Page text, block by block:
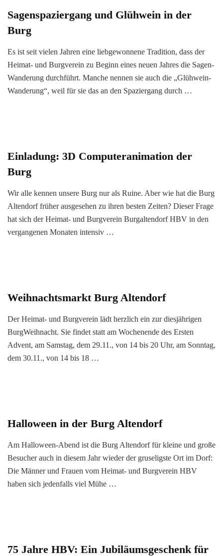
Sagenspaziergang und Glühwein in der
Burg
Es ist seit vielen Jahren eine liebgewonnene Tradition, dass der
Heimat- und Burgverein zu Beginn eines neuen Jahres die Sagen-
Wanderung durchführt. Manche nennen sie auch die „Glühwein-
Wanderung“, weil für sie das an den Spaziergang durch …
Einladung: 3D Computeranimation der
Burg
Wir alle kennen unsere Burg nur als Ruine. Aber wie hat die Burg
Altendorf früher ausgesehen zu ihren besten Zeiten? Dieser Frage
hat sich der Heimat- und Burgverein Burgaltendorf HBV in den
vergangenen Monaten intensiv …
Weihnachtsmarkt Burg Altendorf
Der Heimat- und Burgverein lädt herzlich ein zur diesjährigen
BurgWeihnacht. Sie findet statt am Wochenende des Ersten
Advent, am Samstag, dem 29.11., von 14 bis 20 Uhr, am Sonntag,
dem 30.11., von 14 bis 18 …
Halloween in der Burg Altendorf
Am Halloween-Abend ist die Burg Altendorf für kleine und große
Besucher auch in diesem Jahr wieder der gruseligste Ort im Dorf:
Die Männer und Frauen vom Heimat- und Burgverein HBV
haben sich jedenfalls viel Mühe …
75 Jahre HBV: Ein Jubiläumsgeschenk für